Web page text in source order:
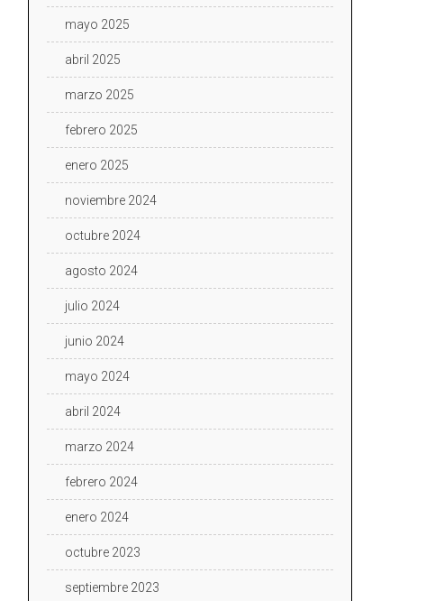
mayo 2025
abril 2025
marzo 2025
febrero 2025
enero 2025
noviembre 2024
octubre 2024
agosto 2024
julio 2024
junio 2024
mayo 2024
abril 2024
marzo 2024
febrero 2024
enero 2024
octubre 2023
septiembre 2023